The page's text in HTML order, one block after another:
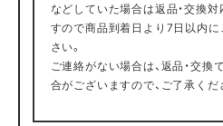
などしていた場合は返品・交換
すので商品到着日より7日以内
さい。
ご連絡がない場合は、返品・交換
合がございますので、ご了承くだ